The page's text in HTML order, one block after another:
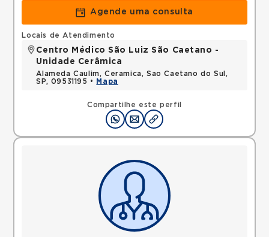
Agende uma consulta
Compartilhe este perfil
Locais de Atendimento
Centro Médico São Luiz São Caetano -
Unidade Cerâmica
Alameda Caulim, Ceramica, Sao Caetano do Sul,
SP, 09531195 •
Mapa